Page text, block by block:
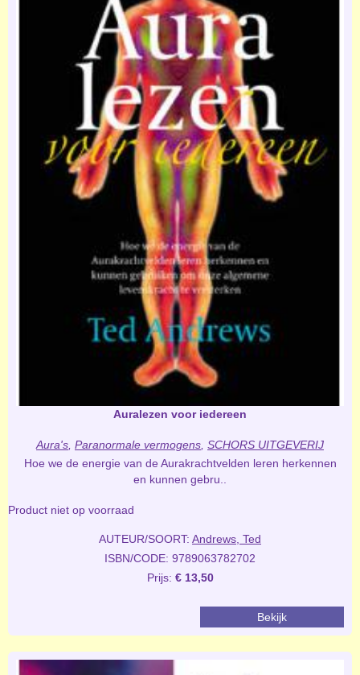
Auralezen voor iedereen
Aura's Paranormale vermogens SCHORS UITGEVERIJ
Hoe we de energie van de Aurakrachtvelden leren herkennen
en kunnen gebru..
Product niet op voorraad
AUTEUR/SOORT: Andrews, Ted
ISBN/CODE: 9789063782702
Prijs: € 13,50
Bekijk